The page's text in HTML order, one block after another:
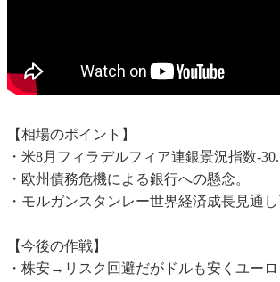
【相場のポイント】
・米8月フィラデルフィア連銀景況指数-
・欧州債務危機による銀行への懸念。
・モルガンスタンレー世界経済成長見通し
【今後の作戦】
・株安→リスク回避だがドルも安くユーロ